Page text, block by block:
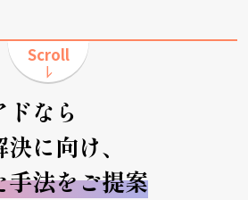
なら
に向け、
法をご提案